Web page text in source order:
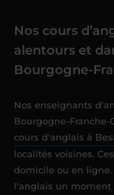
Nos cours
alentours et
Bourgogne-
Nos enseignants
Bourgogne-
cours d'anglais à
localités voisines.
domicile ou en ligne.
l'anglais un moment